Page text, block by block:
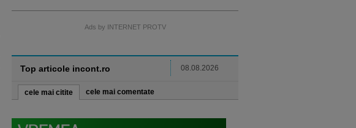
Ads by INTERNET PROTV
Top articole incont.ro 08.08.2026
cele mai citite cele mai comentate